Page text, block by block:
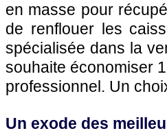
en masse pour
de renflouer les
spécialisée dans la
souhaite économiser
professionnel. Un
Un exode des